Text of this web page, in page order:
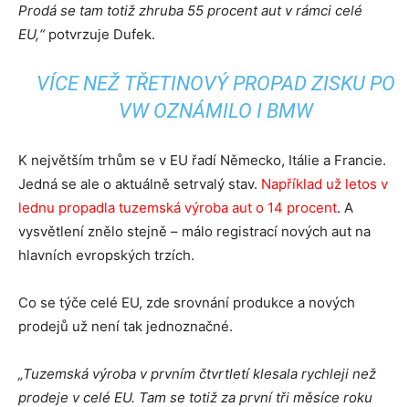
Prodá se tam totiž zhruba 55 procent aut v rámci celé
EU,“potvrzuje Dufek.
VÍCE NEŽ TŘETINOVÝ PROPAD ZISKU PO
VW OZNÁMILO I BMW
K největším trhům se v EU řadí Německo, Itálie a Francie.
Jedná se ale o aktuálně setrvalý stav. Například už letos v
lednu propadla tuzemská výroba aut o 14 procent. A
vysvětlení znělo stejně – málo registrací nových aut na
hlavních evropských trzích.
Co se týče celé EU, zde srovnání produkce a nových
prodejů už není tak jednoznačné.
„Tuzemská výroba v prvním čtvrtletí klesala rychleji než
prodeje v celé EU. Tam se totiž za první tři měsíce roku